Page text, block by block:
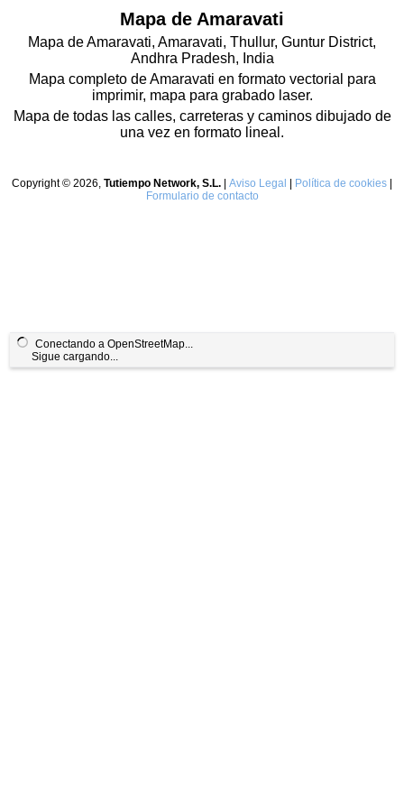
Conectando a OpenStreetMap...
Sigue cargando...
Mapa de Amaravati
Mapa de Amaravati, Amaravati, Thullur, Guntur District,
Andhra Pradesh, India
Mapa completo de Amaravati en formato vectorial para
imprimir, mapa para grabado laser.
Mapa de todas las calles, carreteras y caminos dibujado de
una vez en formato lineal.
Copyright © 2026, Tutiempo Network, S.L. Aviso Legal Política de cookies
Formulario de contacto